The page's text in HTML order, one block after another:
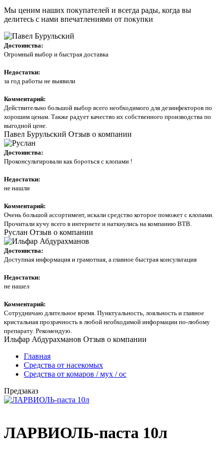
Мы ценим наших покупателей и всегда рады, когда вы
делитесь с нами впечатлениями от покупки
Достоинства:
Огромный выбор и быстрая доставка
Недостатки:
за год работы не выявили
Комментарий:
Действительно большой выбор всего необходимого для дезинфекторов по
хорошим ценам. Также радует качество их собственного производства по
выгодной цене.
Павел Бурульский Отзыв о компании
Достоинства:
Проконсультировали как бороться с клопами !
Недостатки:
не нашли
Комментарий:
Очень большой ассортимент, искали средство которое поможет с клопами.
Прочитали кучу всего в интернете и наткнулись на компанию ВТВ.
Руслан Отзыв о компании
Достоинства:
Доступная информация и грамотная, а главное быстрая консультация
Недостатки:
не нашел
Комментарий:
Сотрудничаю длительное время. Пунктуальность, лояльность и главное
кристальная прозрачность в любой необходимой информации по-любому
препарату. Рекомендую.
Ильфар Абдурахманов Отзыв о компании
Главная
Средства от насекомых
Средства от комаров / мух / ос
Предзаказ
ЛАРВИОЛЬ-паста 10л